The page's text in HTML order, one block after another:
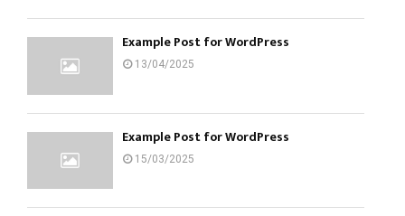
Example Post for WordPress
13/04/2025
Example Post for WordPress
15/03/2025